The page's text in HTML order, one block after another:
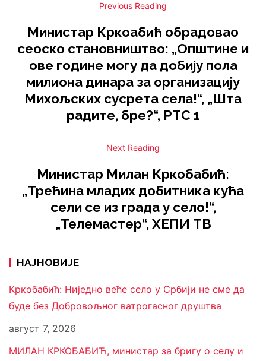
Previous Reading
Министар Кркоабић обрадовао
сеоско становништво: „Општине и
ове године могу да добију пола
милиона динара за организацију
Михољских сусрета села!“, „Шта
радите, бре?“, РТС 1
Next Reading
Министар Милан Кркобабић:
„Трећина младих добитника кућа
сели се из града у село!“,
„Телемастер“, ХЕПИ ТВ
НАЈНОВИЈЕ
Кркобабић: Ниједно веће село у Србији не сме да
буде без Добровољног ватрогасног друштва
август 7, 2026
МИЛАН КРКОБАБИЋ, министар за бригу о селу и